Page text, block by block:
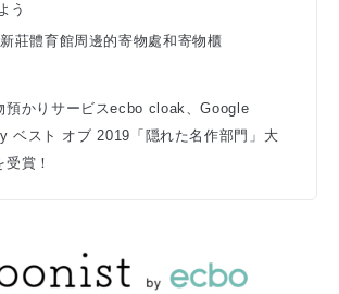
う
莊體育館周邊的寄物處和寄物櫃
預かりサービスecbo cloak、Google
ベスト オブ 2019「隠れた名作部門」大
受賞！